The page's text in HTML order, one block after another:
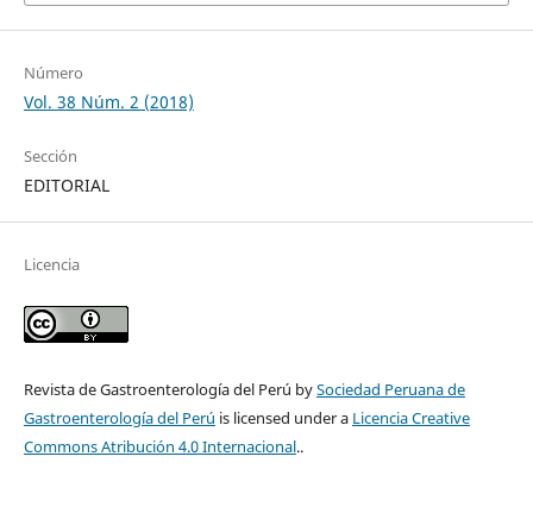
Número
Vol. 38 Núm. 2 (2018)
Sección
EDITORIAL
Licencia
Revista de Gastroenterología del Perú bySociedad Peruana de
Gastroenterología del Perú is licensed under a Licencia Creative
Commons Atribución 4.0 Internacional..